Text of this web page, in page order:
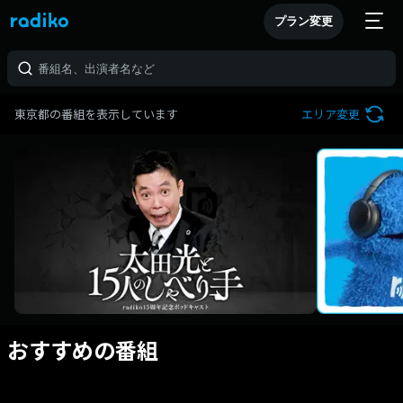
プラン変更
東京都の番組を表示しています エリア変更
おすすめの番組